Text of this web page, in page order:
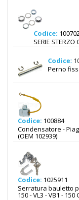
Codice:
SERIE
Codice:
Perno
Codice: 100884
Condensatore -
(OEM 102939)
Codice: 1025911
Serratura bauletto
150 - VL3 - VB1 - 150